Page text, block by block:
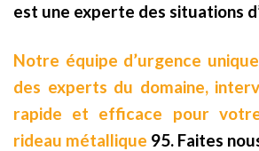
est une experte des situations
Notre équipe d’urgence
des experts du domaine,
rapide et efficace pour
rideau métallique 95. Faites